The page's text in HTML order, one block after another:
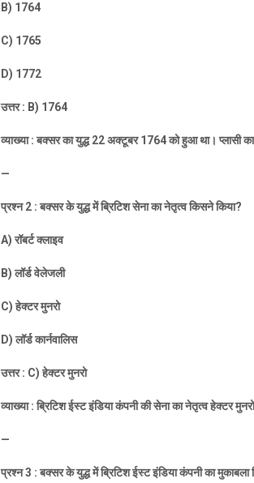
B) 1764
C) 1765
D) 1772
उत्तर : B) 1764
व्याख्या : बक्सर का युद्ध22अक्टूबर1764को हुआ था। प्लासी
—
प्रश्न2 :बक्सर के युद्ध में ब्रिटिश सेना का नेतृत्व किसने किया?
A)रॉबर्ट क्लाइव
B)लॉर्ड वेलेजली
C)हेक्टर मुनरो
D)लॉर्ड कार्नवालिस
उत्तर : C)हेक्टर मुनरो
व्याख्या : ब्रिटिश ईस्ट इंडिया कंपनी की सेना का नेतृत्व हेक्टर
—
प्रश्न3 :बक्सर के युद्ध में ब्रिटिश ईस्ट इंडिया कंपनी का